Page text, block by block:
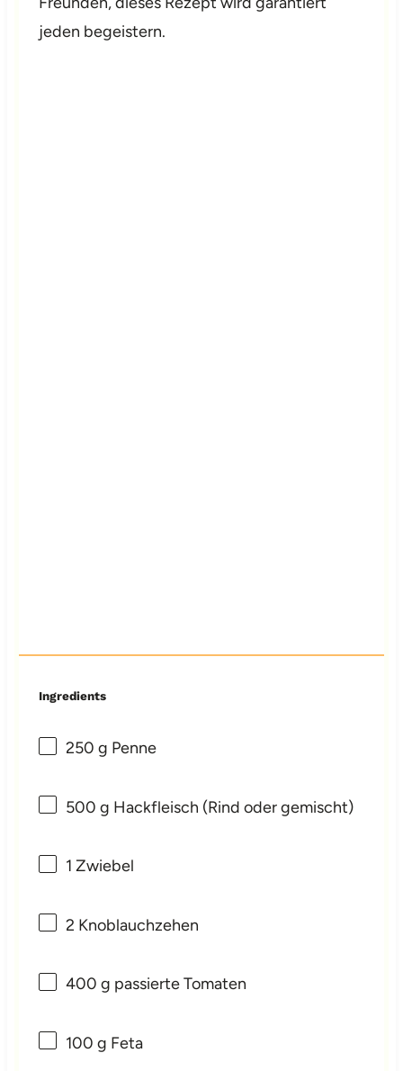
jeden begeistern.
Ingredients
250 g Penne
500 g Hackfleisch (Rind oder gemischt)
1 Zwiebel
2 Knoblauchzehen
400 g passierte Tomaten
100 g Feta